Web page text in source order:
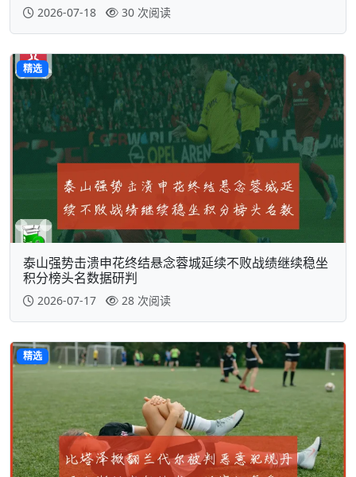
2026-07-18 30 次阅读
精选
泰山强势击溃申花终结悬念蓉城延续不败战绩继续稳坐
积分榜头名数据研判
2026-07-17 28 次阅读
精选